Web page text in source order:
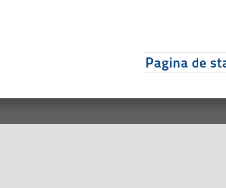
Pagina de